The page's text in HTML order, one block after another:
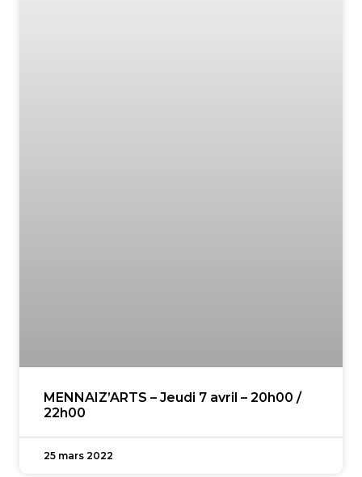
MENNAIZ’ARTS – Jeudi 7 avril – 20h00 /
22h00
25 mars 2022